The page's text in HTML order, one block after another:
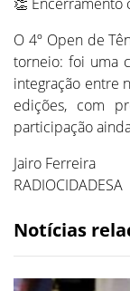
O 4º Open de
torneio: foi uma
integração entre
edições, com
participação
Jairo Ferreira
RADIOCIDADESA
Notícias